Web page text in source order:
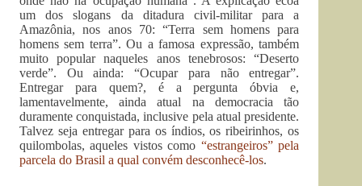
um dos slogans da ditadura civil-militar para a
Amazônia, nos anos 70: “Terra sem homens para
homens sem terra”. Ou a famosa expressão, também
muito popular naqueles anos tenebrosos: “Deserto
verde”. Ou ainda: “Ocupar para não entregar”.
Entregar para quem?, é a pergunta óbvia e,
lamentavelmente, ainda atual na democracia tão
duramente conquistada, inclusive pela atual presidente.
Talvez seja entregar para os índios, os ribeirinhos, os
quilombolas, aqueles vistos como “estrangeiros” pela
parcela do Brasil a qual convém desconhecê-los.